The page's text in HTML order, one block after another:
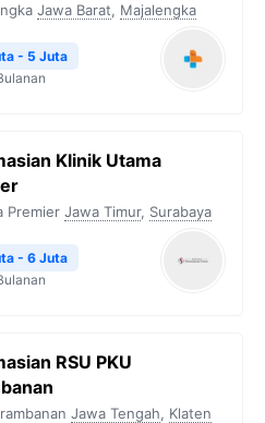
Jawa Barat, Majalengka
- 5 Juta
Klinik Utama
Premier Jawa Timur, Surabaya
- 6 Juta
RSU PKU
Jawa Tengah, Klaten